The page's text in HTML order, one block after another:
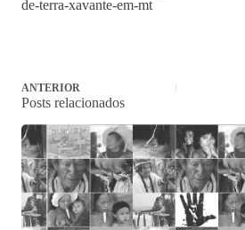
de-terra-xavante-em-mt
ANTERIOR
Posts relacionados